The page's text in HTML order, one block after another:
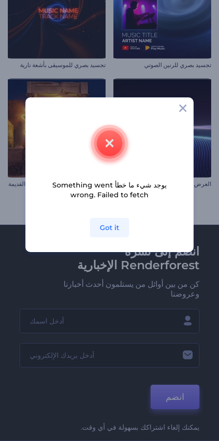
تجسيد بصري للرنين الصوتي تجسيد بصري للموسيقى بأشعة نارية
العرض المرئي للموجات المنومة تجسيد بصري للموسيقى بالأطلال القديمة
انضم إلى نشرة
Renderforest الإخبارية
كن من بين أوائل من يستلمون أحدث أخبارنا
وعروضنا
انضم
يمكنك إلغاء اشتراكك بسهولة في أي وقت.
يوجد شيء ما خطأ Something went
wrong. Failed to fetch
Got it